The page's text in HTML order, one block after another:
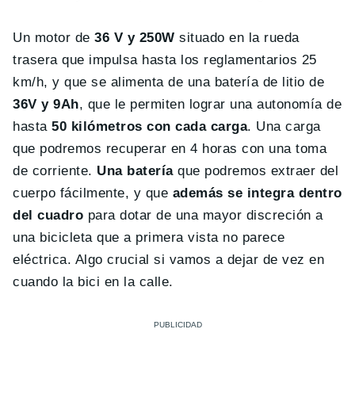
Un motor de 36 V y 250W situado en la rueda
trasera que impulsa hasta los reglamentarios 25
km/h, y que se alimenta de una batería de litio de
36V y 9Ah, que le permiten lograr una autonomía de
hasta50 kilómetros con cada carga. Una carga
que podremos recuperar en 4 horas con una toma
de corriente. Una bateríaque podremos extraer del
cuerpo fácilmente, y que además se integra dentro
del cuadro para dotar de una mayor discreción a
una bicicleta que a primera vista no parece
eléctrica. Algo crucial si vamos a dejar de vez en
cuando la bici en la calle.